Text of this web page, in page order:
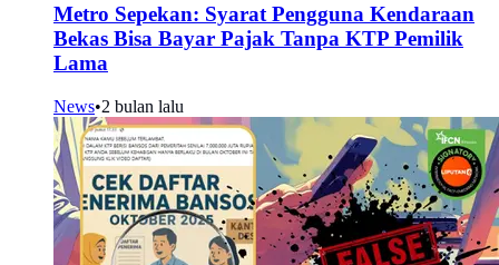
Metro Sepekan: Syarat Pengguna Kendaraan
Bekas Bisa Bayar Pajak Tanpa KTP Pemilik
Lama
News•2 bulan lalu